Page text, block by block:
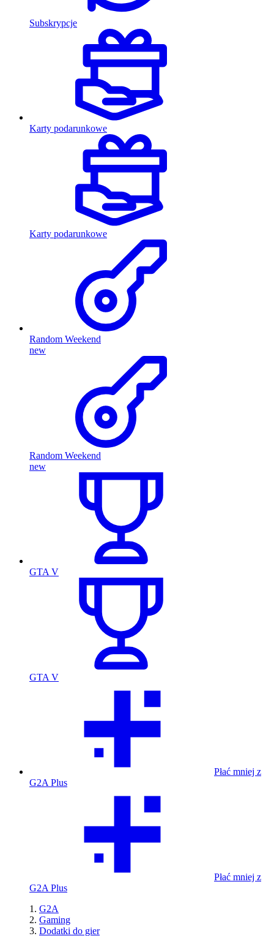
Subskrypcje
Karty podarunkowe
Karty podarunkowe
Random Weekend
new
Random Weekend
new
GTA V
GTA V
Płać mniej z
G2A Plus
Płać mniej z
G2A Plus
G2A
Gaming
Dodatki do gier